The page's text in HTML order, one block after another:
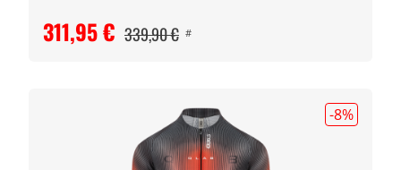
311,95 € 339,90 € #
-8%